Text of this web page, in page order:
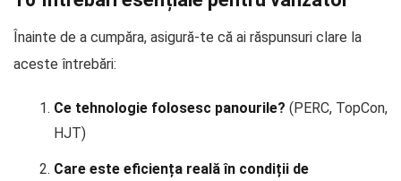
Înainte de a cumpăra, asigură-te că ai răspunsuri clare la
aceste întrebări:
Ce tehnologie folosesc panourile? (PERC, TopCon,
HJT)
Care este eficiența reală în condiții de